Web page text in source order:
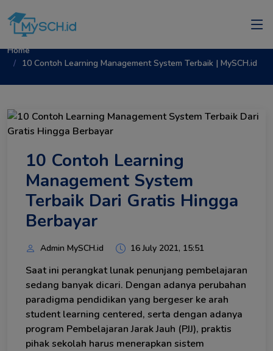
Home
10 Contoh Learning Management System Terbaik | MySCH.id
10 Contoh Learning
Management System
Terbaik Dari Gratis Hingga
Berbayar
Admin MySCH.id 16 July 2021, 15:51
Saat ini perangkat lunak penunjang pembelajaran
sedang banyak dicari. Dengan adanya perubahan
paradigma pendidikan yang bergeser ke arah
student learning centered, serta dengan adanya
program Pembelajaran Jarak Jauh (PJJ), praktis
pihak sekolah harus menerapkan sistem